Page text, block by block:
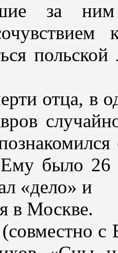
за
отца, в
Ему было 26
«дело» и
в Москве.